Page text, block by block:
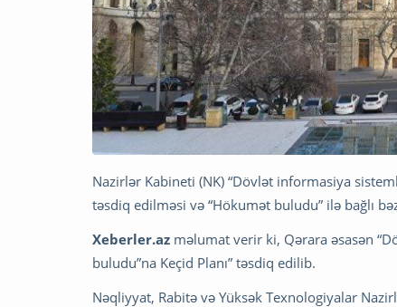
Nazirlər Kabineti (NK) “Dövlət informasiya
təsdiq edilməsi və “Hökumət buludu” ilə bağlı
Xeberler.az məlumat verir ki, Qərara əsasən
buludu”na Keçid Planı” təsdiq edilib.
Nəqliyyat, Rabitə və Yüksək Texnologiyalar